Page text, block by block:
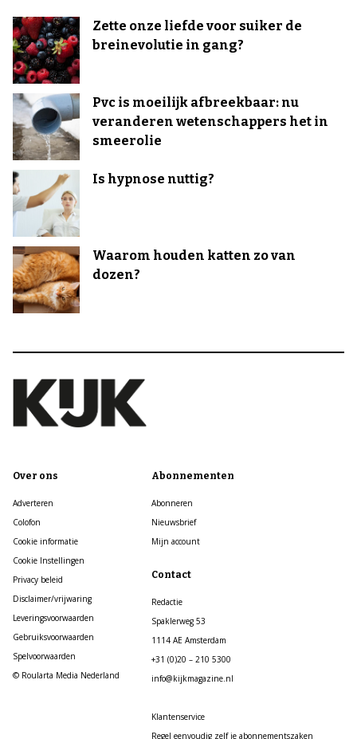
Zette onze liefde voor suiker de
breinevolutie in gang?
Pvc is moeilijk afbreekbaar: nu
veranderen wetenschappers het in
smeerolie
Is hypnose nuttig?
Waarom houden katten zo van
dozen?
Over ons
Adverteren
Colofon
Cookie informatie
Cookie Instellingen
Privacy beleid
Disclaimer/vrijwaring
Leveringsvoorwaarden
Gebruiksvoorwaarden
Spelvoorwaarden
© Roularta Media Nederland
Abonnementen
Abonneren
Nieuwsbrief
Mijn account
Contact
Redactie
Spaklerweg 53
1114 AE Amsterdam
+31 (0)20 – 210 5300
info@kijkmagazine.nl
Klantenservice
Regel eenvoudig zelf je abonnementszaken